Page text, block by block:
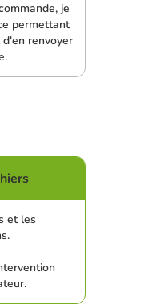
je
permettant
renvoyer
et les